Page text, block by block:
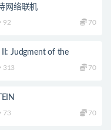
网络联机
92 70
Judgment of the
313 70
73 70